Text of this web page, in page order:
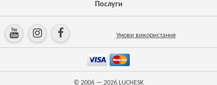
Послуги
Умови використання
© 2006 — 2026 LUCHESK